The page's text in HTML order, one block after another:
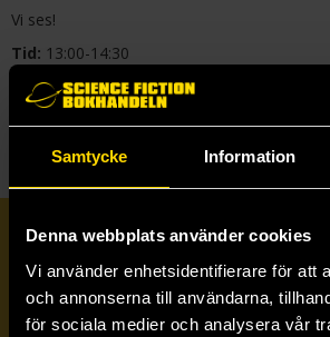
Samtycke Information
Denna webbplats använder cookies
Vi använder enhetsidentifierare för att
och annonserna till användarna,
för sociala medier och analysera vår
Vi ses!
Tid: 13:00-14:30
Butik:Linköping
Prenumerera på vårt
Veckobrevet